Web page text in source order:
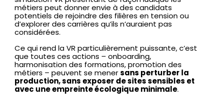
métiers peut donner envie à des candidats
potentiels de rejoindre des filières en tension ou
d’explorer des carrières qu’ils n’auraient pas
considérées.
Ce qui rend la VR particulièrement puissante, c’est
que toutes ces actions – onboarding,
harmonisation des formations, promotion des
métiers – peuvent se menersans perturber la
production, sans exposer de sites sensibles et
avec une empreinte écologique minimale.